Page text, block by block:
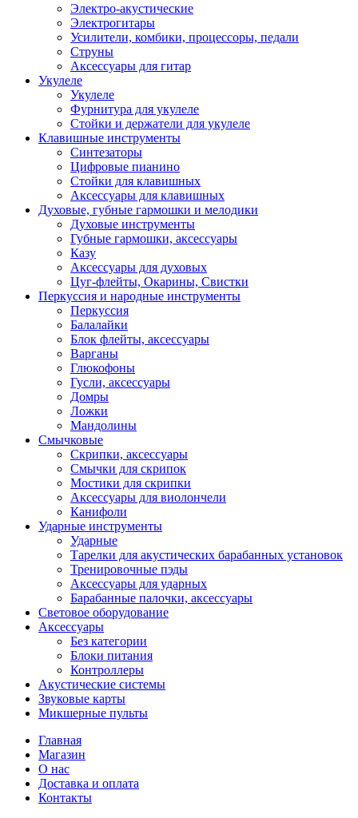
Электро-акустические
Электрогитары
Усилители, комбики, процессоры, педали
Струны
Аксессуары для гитар
Укулеле
Укулеле
Фурнитура для укулеле
Стойки и держатели для укулеле
Клавишные инструменты
Синтезаторы
Цифровые пианино
Стойки для клавишных
Аксессуары для клавишных
Духовые, губные гармошки и мелодики
Духовые инструменты
Губные гармошки, аксессуары
Казу
Аксессуары для духовых
Цуг-флейты, Окарины, Свистки
Перкуссия и народные инструменты
Перкуссия
Балалайки
Блок флейты, аксессуары
Варганы
Глюкофоны
Гусли, аксессуары
Домры
Ложки
Мандолины
Смычковые
Скрипки, аксессуары
Смычки для скрипок
Мостики для скрипки
Аксессуары для виолончели
Канифоли
Ударные инструменты
Ударные
Тарелки для акустических барабанных установок
Тренировочные пэды
Аксессуары для ударных
Барабанные палочки, аксессуары
Световое оборудование
Аксессуары
Без категории
Блоки питания
Контроллеры
Акустические системы
Звуковые карты
Микшерные пульты
Главная
Магазин
О нас
Доставка и оплата
Контакты